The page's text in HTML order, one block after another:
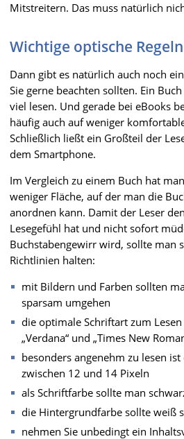
Mitstreitern. Das muss natürlich
Wichtige optische Regeln
Dann gibt es natürlich auch noch
Sie gerne beachten sollten. Ein
viel lesen. Und gerade bei eBooks
häufig auch auf weniger
Schließlich ließt ein Großteil der
dem Smartphone.
Im Vergleich zu einem Buch hat
weniger Fläche, auf der man die
anordnen kann. Damit der Leser
Lesegefühl hat und nicht sofort
Buchstabengewirr wird, sollte man
Richtlinien halten:
mit Bildern und Farben sollten
sparsam umgehen
die optimale Schriftart zum
„Verdana“ und „Times New
besonders angenehm zu lesen
zwischen 12 und 14 Pixeln
als Schriftfarbe sollte man
die Hintergrundfarbe sollte weiß
nehmen Sie unbedingt ein